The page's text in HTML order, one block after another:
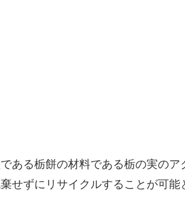
ある栃餅の材料である栃の実のア
せずにリサイクルすることが可能